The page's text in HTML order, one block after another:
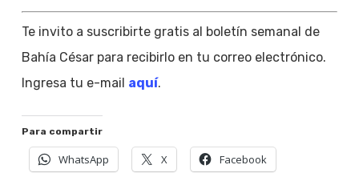
Te invito a suscribirte gratis al boletín semanal de
Bahía César para recibirlo en tu correo electrónico.
Ingresa tu e-mail aquí.
Para compartir
WhatsApp X Facebook